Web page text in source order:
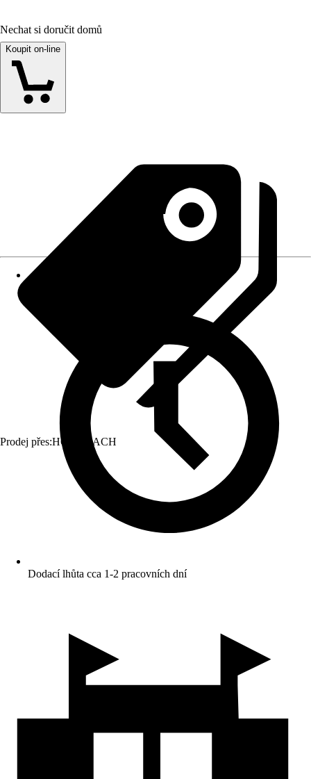
Nechat si doručit domů
Koupit on-line
Prodej přes:HORNBACH
Dodací lhůta cca 1-2 pracovních dní